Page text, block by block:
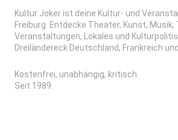
Kultur Joker ist deine Kultur- und
Freiburg. Entdecke Theater, Kunst, Musik,
Veranstaltungen, Lokales und
Dreiländereck Deutschland, Frankreich
Kostenfrei, unabhängig, kritisch.
Seit 1989.